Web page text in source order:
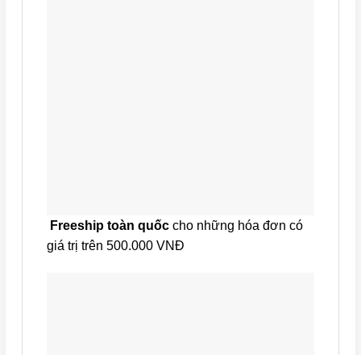
Freeship toàn quốc cho những hóa đơn có
giá trị trên 500.000 VNĐ